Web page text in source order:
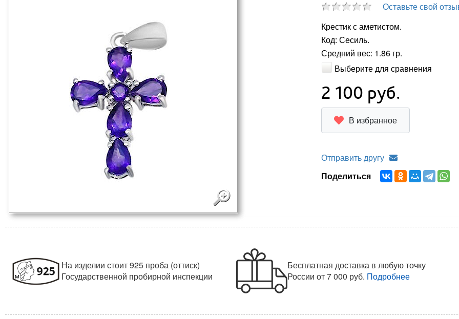
Оставьте свой
Крестик с аметистом.
Код: Сесиль.
Средний вес: 1.86 гр.
Выберите для сравнения
2 100 руб.
В избранное
Отправить другу
Поделиться
На изделии стоит 925 проба (оттиск)
Государственной пробирной инспекции
Бесплатная доставка в любую точку
Россииот 7 000 руб. Подробнее